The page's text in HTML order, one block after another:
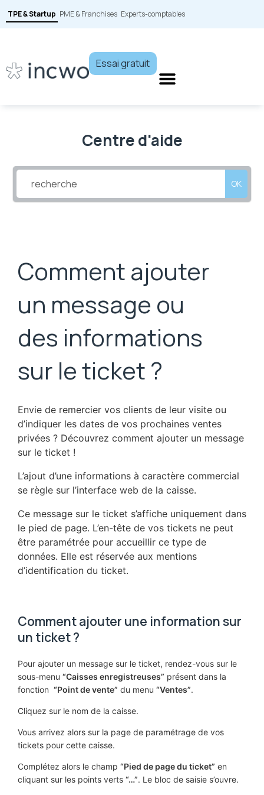
TPE & Startup PME & Franchises Experts-comptables
Essai gratuit
Centre d'aide
OK
Comment ajouter
un message ou
des informations
sur le ticket ?
Envie de remercier vos clients de leur visite ou
d’indiquer les dates de vos prochaines ventes
privées ? Découvrez comment ajouter un message
sur le ticket !
L’ajout d’une informations à caractère commercial
se règle sur l’interface web de la caisse.
Ce message sur le ticket s’affiche uniquement dans
le pied de page. L’en-tête de vos tickets ne peut
être paramétrée pour accueillir ce type de
données. Elle est réservée aux mentions
d’identification du ticket.
Comment ajouter une information sur
un ticket ?
Pour ajouter un message sur le ticket, rendez-vous sur le
sous-menu “Caisses enregistreuses” présent dans la
fonction “Point de vente” du menu “Ventes”.
Cliquez sur le nom de la caisse.
Vous arrivez alors sur la page de paramétrage de vos
tickets pour cette caisse.
Complétez alors le champ “Pied de page du ticket” en
cliquant sur les points verts “…”. Le bloc de saisie s’ouvre.